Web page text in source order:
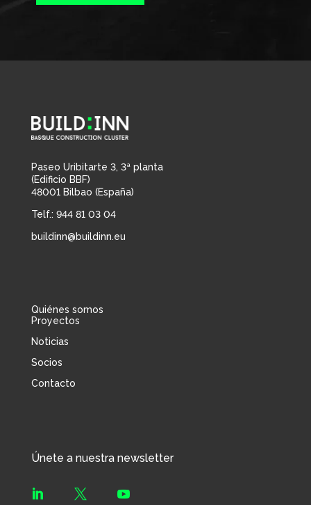
Paseo Uribitarte 3, 3ª planta
(Edificio BBF)
48001 Bilbao (España)
Telf.: 944 81 03 04
buildinn@buildinn.eu
Quiénes somos
Proyectos
Noticias
Socios
Contacto
Únete a nuestra newsletter
  